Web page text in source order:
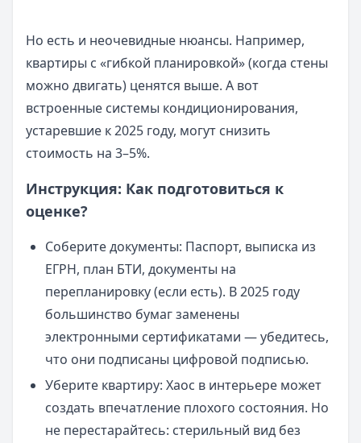
Но есть и неочевидные нюансы. Например,
квартиры с «гибкой планировкой» (когда стены
можно двигать) ценятся выше. А вот
встроенные системы кондиционирования,
устаревшие к 2025 году, могут снизить
стоимость на 3–5%.
Инструкция: Как подготовиться к
оценке?
Соберите документы: Паспорт, выписка из
ЕГРН, план БТИ, документы на
перепланировку (если есть). В 2025 году
большинство бумаг заменены
электронными сертификатами — убедитесь,
что они подписаны цифровой подписью.
Уберите квартиру: Хаос в интерьере может
создать впечатление плохого состояния. Но
не перестарайтесь: стерильный вид без